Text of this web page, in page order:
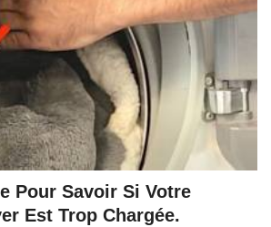
Pour Savoir Si Votre
Est Trop Chargée.